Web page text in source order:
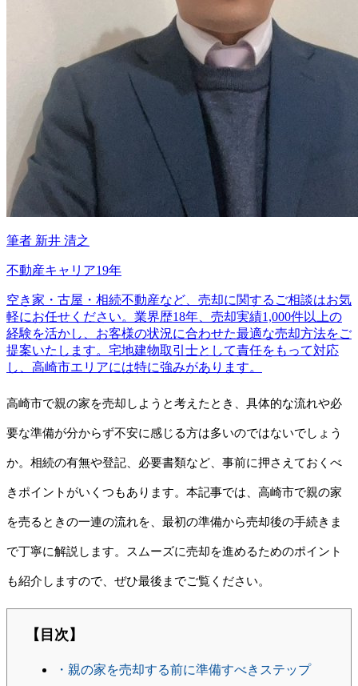
筆者 新井 清之
不動産キャリア19年
空き家・古屋・相続不動産など、売却に関するご相談はお気
軽にお任せください。業界歴18年、売却実績1,000件以上の
経験を活かし、お客様の状況に合わせた最適な売却方法をご
提案いたします。宅地建物取引士として責任をもって対応
し、高崎市エリアには特に強みがあります。
高崎市で親の家を売却しようと考えたとき、具体的な流れや必
要な準備が分からず不安に感じる方は多いのではないでしょう
か。相続の有無や登記、必要書類など、事前に押さえておくべ
きポイントがいくつもあります。本記事では、高崎市で親の家
を売るときの一連の流れを、最初の準備から売却後の手続きま
で丁寧に解説します。スムーズに売却を進めるためのポイント
も紹介しますので、ぜひ最後までご覧ください。
【目次】
・親の家を売却する前に準備すべきステップ